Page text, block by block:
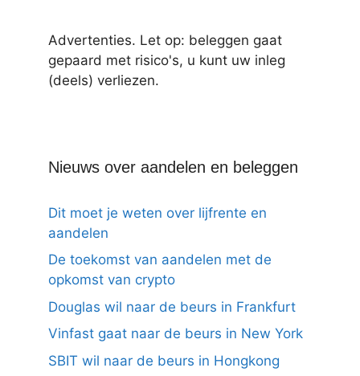
Advertenties. Let op: beleggen gaat
gepaard met risico's, u kunt uw inleg
(deels) verliezen.
Nieuws over aandelen en beleggen
Dit moet je weten over lijfrente en
aandelen
De toekomst van aandelen met de
opkomst van crypto
Douglas wil naar de beurs in Frankfurt
Vinfast gaat naar de beurs in New York
SBIT wil naar de beurs in Hongkong